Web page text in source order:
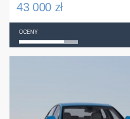
43 000 zł
OCENY